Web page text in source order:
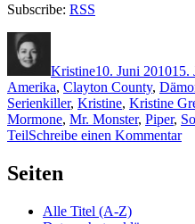
Subscribe: RSS
Kristine10. Juni 201015.
Amerika, Clayton County,
Serienkiller, Kristine, Kristine
Mormone, Mr. Monster, Piper,
TeilSchreibe einen Kommentarzu
Seiten
Alle Titel (A-Z)